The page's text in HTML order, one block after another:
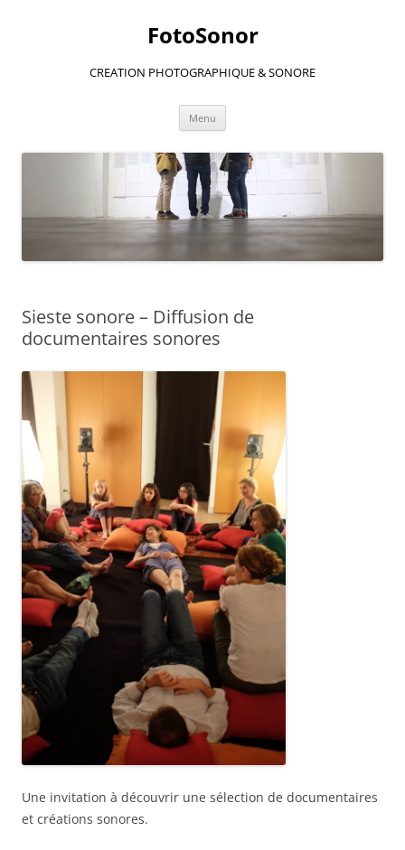
FotoSonor
CREATION PHOTOGRAPHIQUE & SONORE
Menu
Sieste sonore – Diffusion de
documentaires sonores
Une invitation à découvrir une sélection de documentaires
et créations sonores.